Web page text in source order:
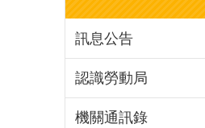
訊息公告
認識勞動局
機關通訊錄